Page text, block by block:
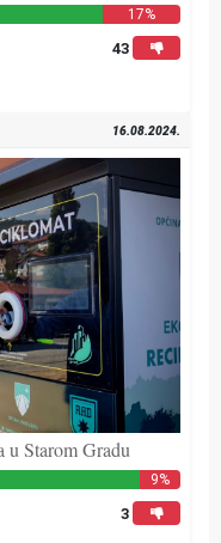
17%
43
16.08.2024.
u Starom Gradu
9%
3